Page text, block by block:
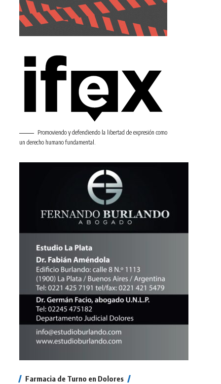
Promoviendo y defendiendo la libertad de expresión como
un derecho humano fundamental.
Farmacia de Turno en Dolores